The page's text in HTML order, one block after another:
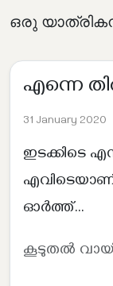
ഒരു
എന്നെ
31 January 2020
ഇടക്കിടെ
ഓർത്ത്...
കൂടുതൽ